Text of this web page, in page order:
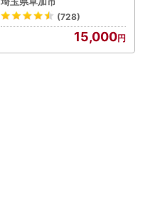
(728)
15,000